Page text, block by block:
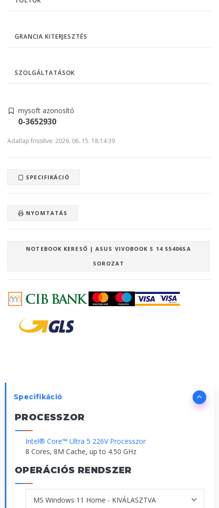
GRANCIA KITERJESZTÉS
SZOLGÁLTATÁSOK
mysoft azonosító
0-3652930
Adatlap frissítve: 2026. 06. 15. 18:14:39
SPECIFIKÁCIÓ
NYOMTATÁS
NOTEBOOK KERESŐ | ASUS VIVOBOOK S 14 S5406SA
SOROZAT
Specifikáció
PROCESSZOR
Intel® Core™ Ultra 5 226V Processzor
8 Cores, 8M Cache, up to 4.50 GHz
OPERÁCIÓS RENDSZER